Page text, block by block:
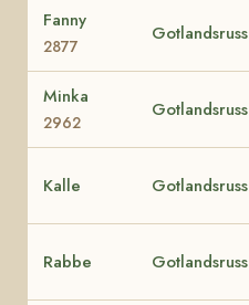
Fanny
2877
Gotlandsruss
Minka
2962
Gotlandsruss
Kalle Gotlandsruss
Rabbe Gotlandsruss